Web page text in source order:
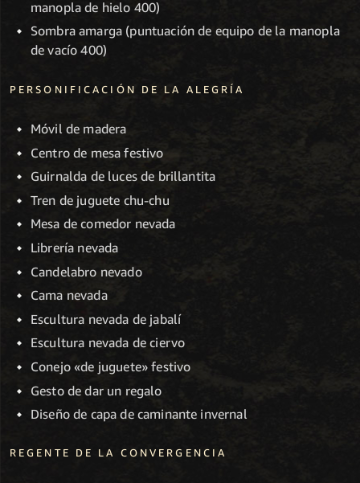
manopla de hielo 400)
Sombra amarga (puntuación de equipo de la manopla
de vacío 400)
PERSONIFICACIÓN DE LA ALEGRÍA
Móvil de madera
Centro de mesa festivo
Guirnalda de luces de brillantita
Tren de juguete chu-chu
Mesa de comedor nevada
Librería nevada
Candelabro nevado
Cama nevada
Escultura nevada de jabalí
Escultura nevada de ciervo
Conejo «de juguete» festivo
Gesto de dar un regalo
Diseño de capa de caminante invernal
REGENTE DE LA CONVERGENCIA